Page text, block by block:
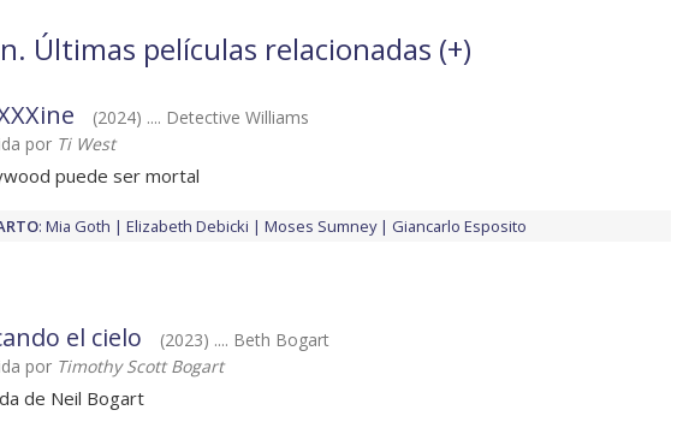
Últimas películas relacionadas (+)
(2024) .... Detective Williams
por Ti West
puede ser mortal
: Mia Goth Elizabeth Debicki Moses Sumney Giancarlo Esposito
el cielo
(2023) .... Beth Bogart
por Timothy Scott Bogart
de Neil Bogart